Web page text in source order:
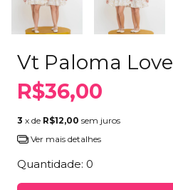
Vt Paloma Love
R$36,00
3 x de R$12,00 sem juros
Ver mais detalhes
Quantidade: 0